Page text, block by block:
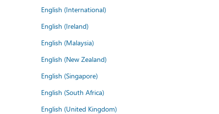
English (International)
English (Ireland)
English (Malaysia)
English (New Zealand)
English (Singapore)
English (South Africa)
English (United Kingdom)